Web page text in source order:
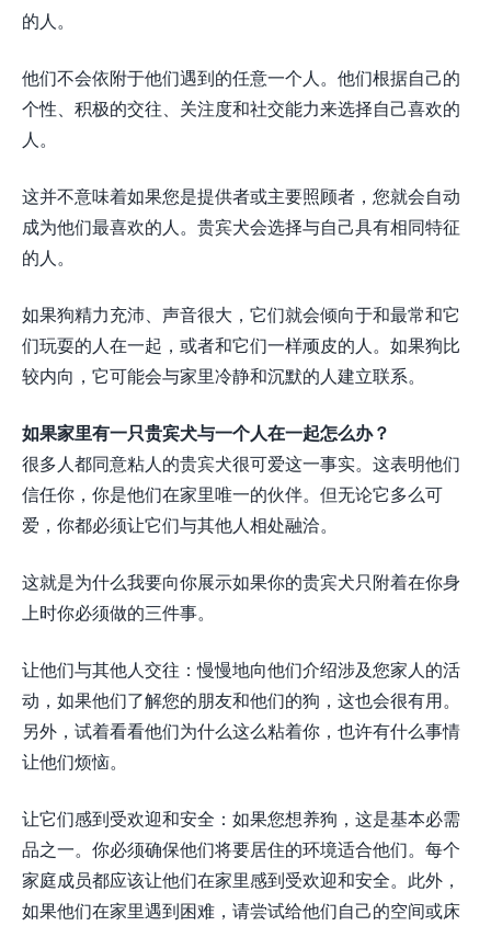
的人。
他们不会依附于他们遇到的任意一个人。他们根据自己的
个性、积极的交往、关注度和社交能力来选择自己喜欢的
人。
这并不意味着如果您是提供者或主要照顾者，您就会自动
成为他们最喜欢的人。贵宾犬会选择与自己具有相同特征
的人。
如果狗精力充沛、声音很大，它们就会倾向于和最常和它
们玩耍的人在一起，或者和它们一样顽皮的人。如果狗比
较内向，它可能会与家里冷静和沉默的人建立联系。
如果家里有一只贵宾犬与一个人在一起怎么办？
很多人都同意粘人的贵宾犬很可爱这一事实。这表明他们
信任你，你是他们在家里唯一的伙伴。但无论它多么可
爱，你都必须让它们与其他人相处融洽。
这就是为什么我要向你展示如果你的贵宾犬只附着在你身
上时你必须做的三件事。
让他们与其他人交往：慢慢地向他们介绍涉及您家人的活
动，如果他们了解您的朋友和他们的狗，这也会很有用。
另外，试着看看他们为什么这么粘着你，也许有什么事情
让他们烦恼。
让它们感到受欢迎和安全：如果您想养狗，这是基本必需
品之一。你必须确保他们将要居住的环境适合他们。每个
家庭成员都应该让他们在家里感到受欢迎和安全。此外，
如果他们在家里遇到困难，请尝试给他们自己的空间或床